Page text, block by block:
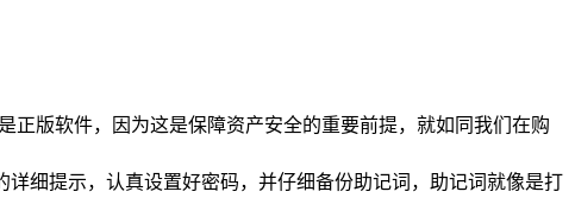
正版软件，因为这是保障资产安全的重要前提，就如同我们在购
细提示，认真设置好密码，并仔细备份助记词，助记词就像是打